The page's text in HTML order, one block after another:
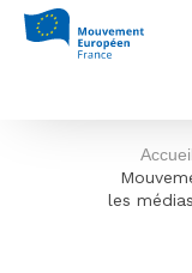
Accueil
les